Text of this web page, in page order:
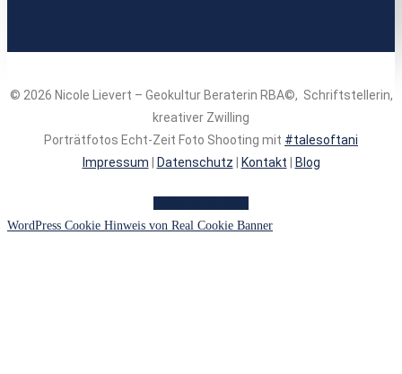
© 2026 Nicole Lievert – Geokultur Beraterin RBA©, Schriftstellerin,
kreativer Zwilling
Porträtfotos Echt-Zeit Foto Shooting mit #talesoftani
Impressum
Datenschutz Kontakt Blog
WordPress Cookie Hinweis von Real Cookie Banner